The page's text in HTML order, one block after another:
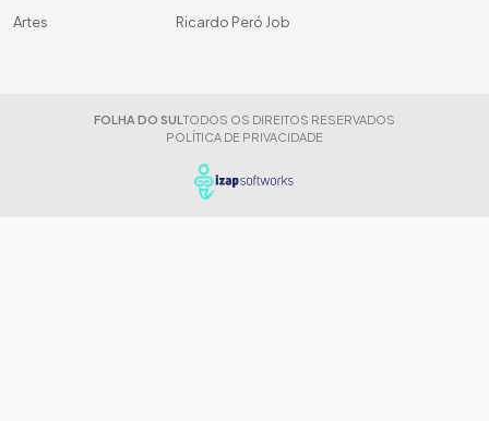
Artes
Ricardo Peró Job
FOLHA DO SUL TODOS OS DIREITOS RESERVADOS
POLÍTICA DE PRIVACIDADE